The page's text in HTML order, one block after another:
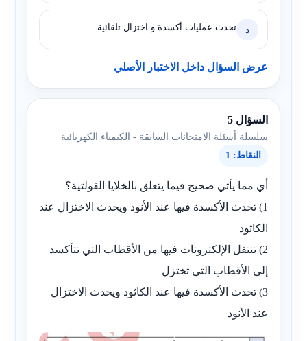
د تحدث عمليات أكسدة و اختزال تلقائية
عرض السؤال داخل الاختبار الأصلي
السؤال 5
سلسلة أسئلة الامتحانات السابقة - الكيمياء الكهربائية
النقاط: 1
أي مما يأتي صحيح فيما يتعلق بالخلايا الفولتية؟
1) تحدث الأكسدة فيها عند الأنود ويحدث الاختزال عند
الكاثود
2) تنتقل الإلكترونات فيها من الأقطاب التي تتأكسد
إلى الأقطاب التي تختزل
3) تحدث الأكسدة فيها عند الكاثود ويحدث الاختزال
عند الأنود